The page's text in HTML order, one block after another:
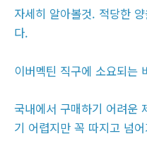
자세히 알아볼것. 적당한
다.
이버멕틴 직구에 소요되는
국내에서 구매하기 어려운
기 어렵지만 꼭 따지고 넘